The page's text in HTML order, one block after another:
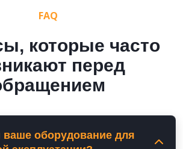
FAQ
которые часто
перед
ваше оборудование для